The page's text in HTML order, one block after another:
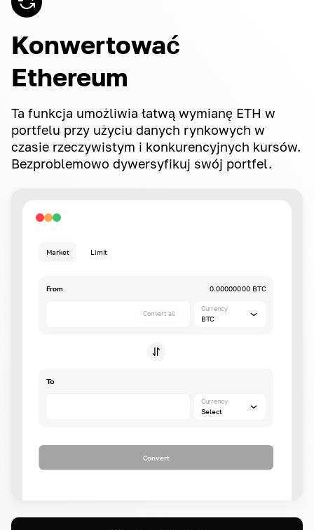
Konwertować
Ethereum
Ta funkcja umożliwia łatwą wymianę ETH w
portfelu przy użyciu danych rynkowych w
czasie rzeczywistym i konkurencyjnych kursów.
Bezproblemowo dywersyfikuj swój portfel.
Market Limit
From 0.00000000 BTC
Convert all
Currency
BTC
To
Currency
Select
Convert